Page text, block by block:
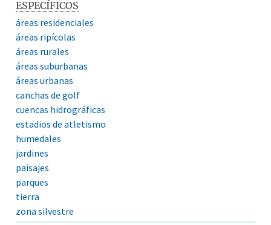
ESPECÍFICOS
áreas residenciales
áreas ripícolas
áreas rurales
áreas suburbanas
áreas urbanas
canchas de golf
cuencas hidrográficas
estadios de atletismo
humedales
jardines
paisajes
parques
tierra
zona silvestre